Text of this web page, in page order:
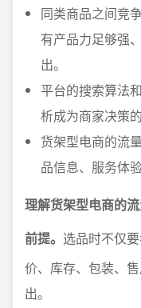
同类商品之间竞
有产品力足够强
出。
平台的搜索算法
析成为商家决策
货架型电商的流
品信息、服务体
理解货架型电商的
前提。 选品时不仅
价、库存、包装、
出。